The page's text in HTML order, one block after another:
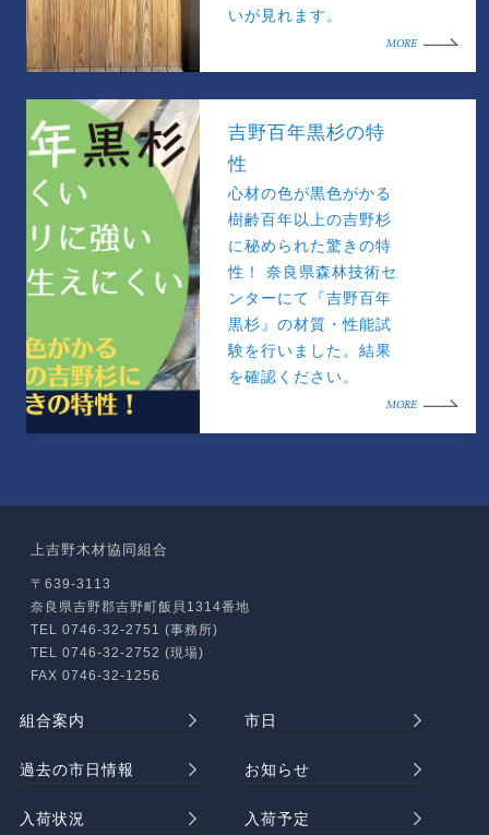
いが見れます。
MORE
吉野百年黒杉の特
性
心材の色が黒色がかる
樹齢百年以上の吉野杉
に秘められた驚きの特
性！ 奈良県森林技術セ
ンターにて『吉野百年
黒杉』の材質・性能試
験を行いました。結果
を確認ください。
MORE
上吉野木材協同組合
〒639-3113
奈良県吉野郡吉野町飯貝1314番地
TEL 0746-32-2751 (事務所)
TEL 0746-32-2752 (現場)
FAX 0746-32-1256
組合案内 市日
過去の市日情報 お知らせ
入荷状況 入荷予定